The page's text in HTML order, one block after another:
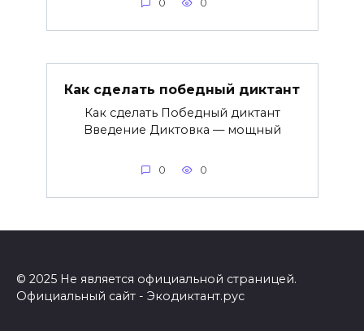
0 0
Как сделать победный диктант
Как сделать Победный диктант
Введение Диктовка — мощный
0 0
© 2025 Не является официальной страницей.
Официальный сайт - Экодиктант.рус